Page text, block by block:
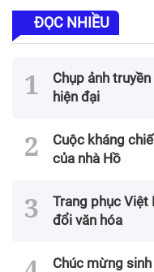
ĐỌC NHIỀU
Chụp ảnh
hiện đại
Cuộc kháng
của nhà Hồ
Trang phục Việt
đổi văn hóa
Chúc mừng